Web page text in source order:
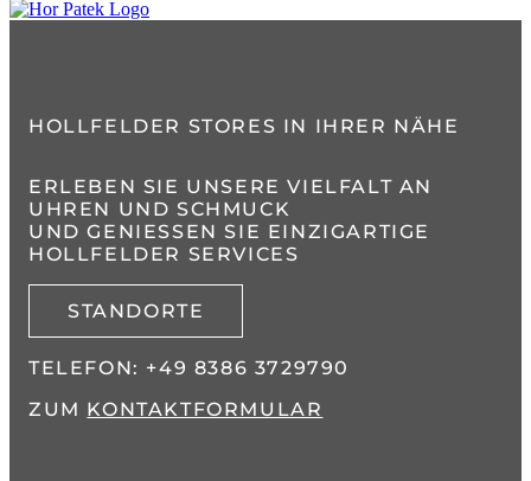
HOLLFELDER STORES IN IHRER NÄHE
ERLEBEN SIE UNSERE VIELFALT AN
UHREN UND SCHMUCK
UND GENIESSEN SIE EINZIGARTIGE H
OLLFELDER SERVICES
STANDORTE
TELEFON: +49 8386 3729790
ZUM KONTAKTFORMULAR